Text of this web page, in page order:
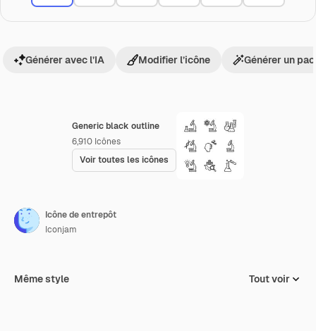
Generic black outline
6,910 Icônes
Voir toutes les icônes
Générer avec l’IA Modifier l’icône Générer un
Icône de entrepôt
Iconjam
Même style Tout voir